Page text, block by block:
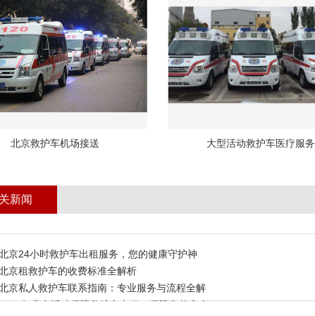
北京救护车机场接送 大型活动救护车医疗服务
新闻
京24小时救护车出租服务，您的健康守护神
京租救护车的收费标准全解析
京私人救护车联系指南：专业服务与流程全解
年北京活动保障救护车出租，保障您的安全